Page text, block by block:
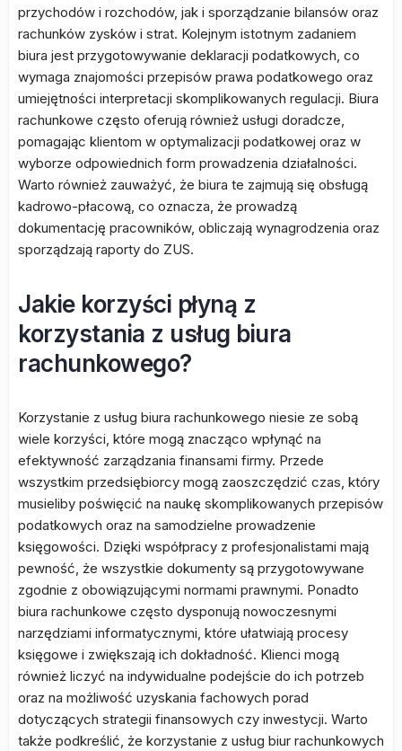
przychodów i rozchodów, jak i sporządzanie bilansów oraz
rachunków zysków i strat. Kolejnym istotnym zadaniem
biura jest przygotowywanie deklaracji podatkowych, co
wymaga znajomości przepisów prawa podatkowego oraz
umiejętności interpretacji skomplikowanych regulacji. Biura
rachunkowe często oferują również usługi doradcze,
pomagając klientom w optymalizacji podatkowej oraz w
wyborze odpowiednich form prowadzenia działalności.
Warto również zauważyć, że biura te zajmują się obsługą
kadrowo-płacową, co oznacza, że prowadzą
dokumentację pracowników, obliczają wynagrodzenia oraz
sporządzają raporty do ZUS.
Jakie korzyści płyną z
korzystania z usług biura
rachunkowego?
Korzystanie z usług biura rachunkowego niesie ze sobą
wiele korzyści, które mogą znacząco wpłynąć na
efektywność zarządzania finansami firmy. Przede
wszystkim przedsiębiorcy mogą zaoszczędzić czas, który
musieliby poświęcić na naukę skomplikowanych przepisów
podatkowych oraz na samodzielne prowadzenie
księgowości. Dzięki współpracy z profesjonalistami mają
pewność, że wszystkie dokumenty są przygotowywane
zgodnie z obowiązującymi normami prawnymi. Ponadto
biura rachunkowe często dysponują nowoczesnymi
narzędziami informatycznymi, które ułatwiają procesy
księgowe i zwiększają ich dokładność. Klienci mogą
również liczyć na indywidualne podejście do ich potrzeb
oraz na możliwość uzyskania fachowych porad
dotyczących strategii finansowych czy inwestycji. Warto
także podkreślić, że korzystanie z usług biur rachunkowych